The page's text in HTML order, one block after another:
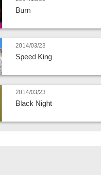
Burn
2014/03/23
Speed King
2014/03/23
Black Night